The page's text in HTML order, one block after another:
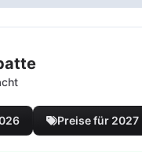
Preise für 2027